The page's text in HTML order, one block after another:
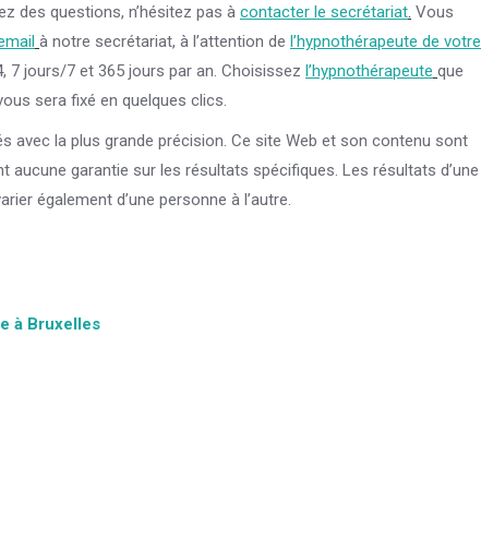
des questions, n’hésitez pas à contacter le secrétariat. Vous
à notre secrétariat, à l’attention de l’hypnothérapeute de votre
7 jours/7 et 365 jours par an. Choisissez l’hypnothérapeute que
sera fixé en quelques clics.
avec la plus grande précision. Ce site Web et son contenu sont
garantie sur les résultats spécifiques. Les résultats d’une
également d’une personne à l’autre.
à Bruxelles